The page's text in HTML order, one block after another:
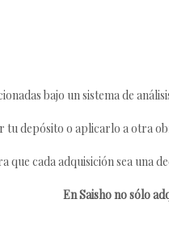
bajo un sistema de
tu depósito o aplicarlo a otra
cada adquisición sea una
En Saisho no sólo